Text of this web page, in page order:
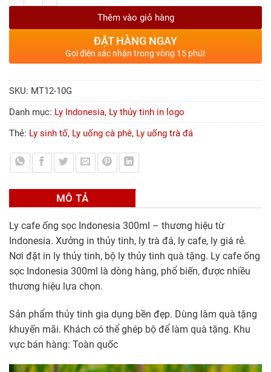
Thêm vào giỏ hàng
ĐẶT HÀNG NGAY
Gọi điện xác nhận trong vòng 15 phút
SKU: MT12-10G
Danh mục: Ly Indonesia, Ly thủy tinh in logo
Thẻ: Ly sinh tố, Ly uống cà phê, Ly uống trà đá
MÔ TẢ
Ly cafe ống sọc Indonesia 300ml – thương hiệu từ
Indonesia. Xưởng in thủy tinh, ly trà đá, ly cafe, ly giá rẻ.
Nơi đặt in ly thủy tinh, bộ ly thủy tinh quà tặng. Ly cafe ống
sọc Indonesia 300ml là dòng hàng, phổ biến, được nhiều
thương hiệu lựa chọn.
Sản phẩm thủy tinh gia dụng bền đẹp. Dùng làm quà tặng
khuyến mãi. Khách có thể ghép bộ để làm quà tặng. Khu
vực bán hàng: Toàn quốc